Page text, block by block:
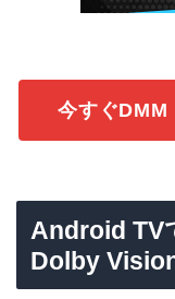
今すぐDMM
Android TV
Dolby